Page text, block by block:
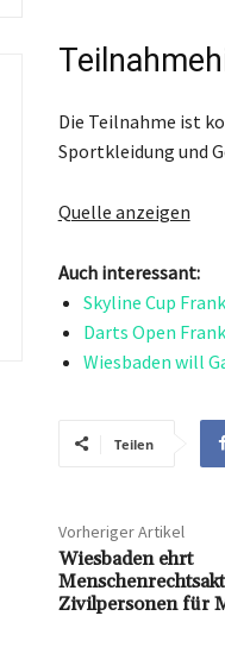
Die Teilnahme ist
Sportkleidung und
Quelle anzeigen
Auch interessant:
Skyline Cup
Darts Open
Wiesbaden will
Teilen
Vorheriger Artikel
Wiesbaden ehrt
Zivilpersonen für